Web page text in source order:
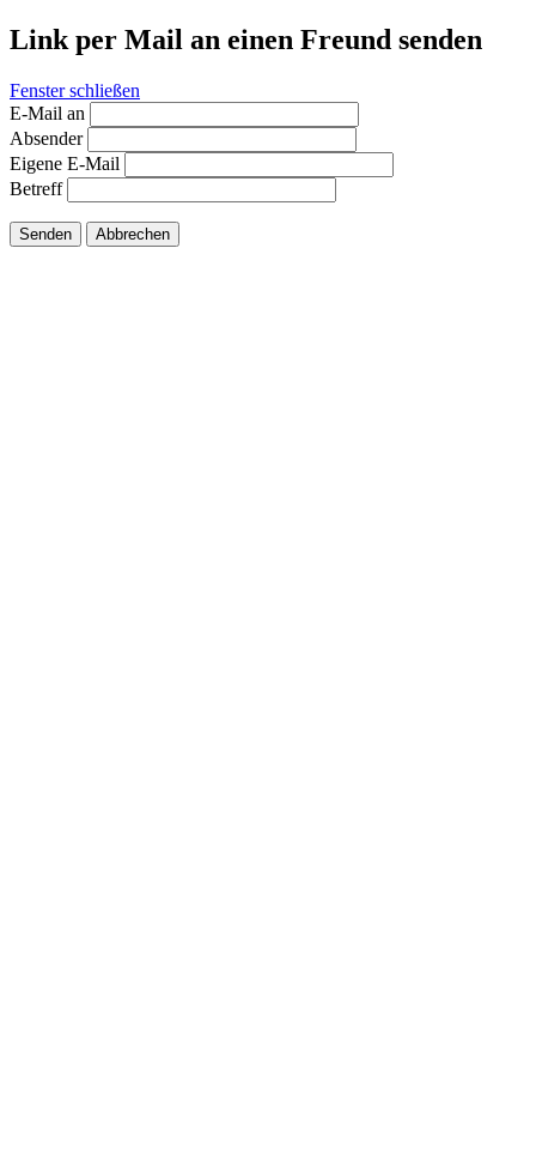
Link per Mail an einen Freund senden
Fenster schließen
E-Mail an
Absender
Eigene E-Mail
Betreff
Senden Abbrechen